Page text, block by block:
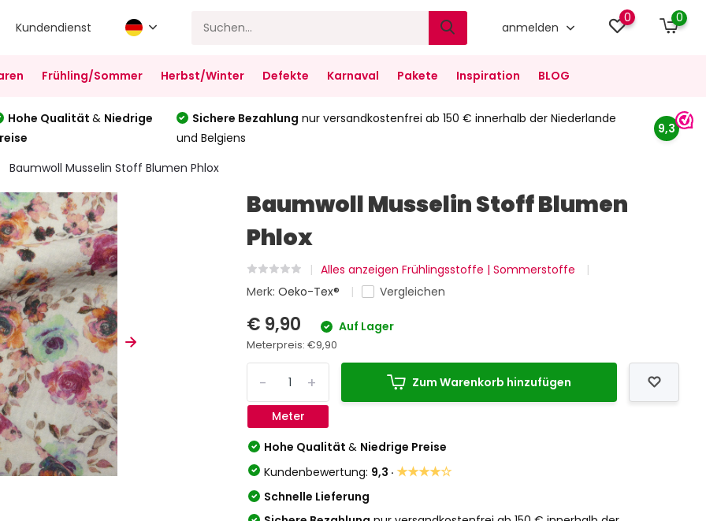
Kundendienst anmelden
0 0
Frühling/Sommer Herbst/Winter Defekte Karnaval Pakete Inspiration BLOG
Hohe Qualität& Niedrige
Sichere Bezahlung nur versandkostenfrei ab 150 € innerhalb der Niederlande
und Belgiens
9,3
Baumwoll Musselin Stoff Blumen Phlox
Baumwoll Musselin Stoff Blumen
Phlox
Alles anzeigen Frühlingsstoffe | Sommerstoffe
Merk:Oeko-Tex® Vergleichen
€ 9,90 Auf Lager
Meterpreis:€9,90
+
-
Meter
Zum Warenkorb hinzufügen
Hohe Qualität& Niedrige Preise
Kundenbewertung: 9,3 ·★★★★☆
Schnelle Lieferung